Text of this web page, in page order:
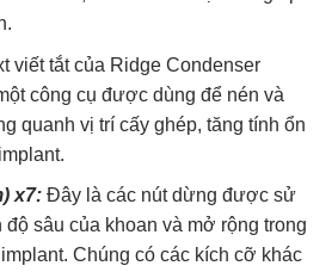
viết tắt của Ridge Condenser
công cụ được dùng để nén và
quanh vị trí cấy ghép, tăng tính ổn
x7:Đây là các nút dừng được sử
sâu của khoan và mở rộng trong
Chúng có các kích cỡ khác